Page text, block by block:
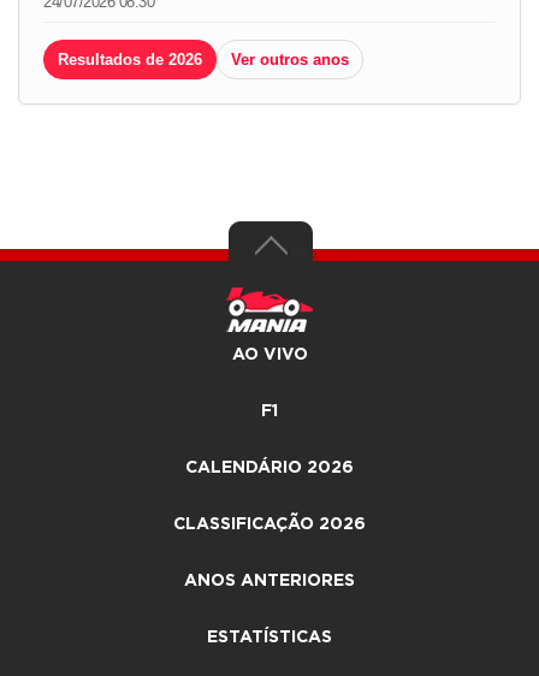
Resultados de 2026 Ver outros anos
AO VIVO
F1
CALENDÁRIO 2026
CLASSIFICAÇÃO 2026
ANOS ANTERIORES
ESTATÍSTICAS